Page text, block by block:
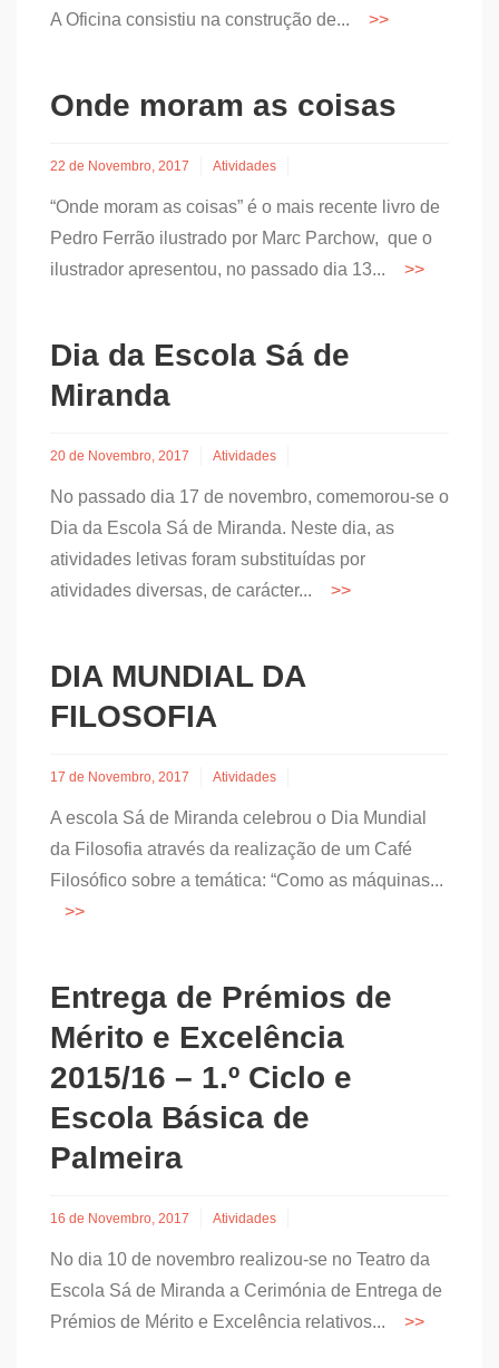
A Oficina consistiu na construção de...
Onde moram as coisas
22 de Novembro, 2017 Atividades
“Onde moram as coisas” é o mais recente livro de
Pedro Ferrão ilustrado por Marc Parchow, que o
ilustrador apresentou, no passado dia 13...
Dia da Escola Sá de
Miranda
20 de Novembro, 2017 Atividades
No passado dia 17 de novembro, comemorou-se o
Dia da Escola Sá de Miranda. Neste dia, as
atividades letivas foram substituídas por
atividades diversas, de carácter...
DIA MUNDIAL DA
FILOSOFIA
17 de Novembro, 2017 Atividades
A escola Sá de Miranda celebrou o Dia Mundial
da Filosofia através da realização de um Café
Filosófico sobre a temática: “Como as máquinas...
Entrega de Prémios de
Mérito e Excelência
2015/16 – 1.º Ciclo e
Escola Básica de
Palmeira
16 de Novembro, 2017 Atividades
No dia 10 de novembro realizou-se no Teatro da
Escola Sá de Miranda a Cerimónia de Entrega de
Prémios de Mérito e Excelência relativos...